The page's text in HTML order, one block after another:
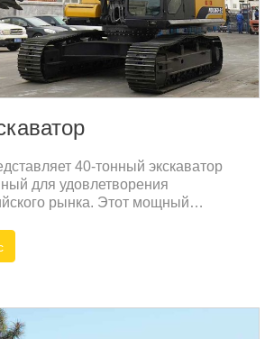
40-тонный экскаватор
для удовлетворения
рынка. Этот мощный
работ.